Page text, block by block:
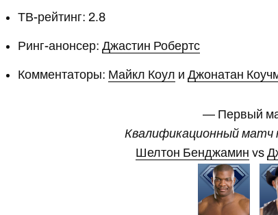
ТВ-рейтинг: 2.8
Ринг-анонсер:Джастин Робертс
Комментаторы: Майкл Коул иДжонатан
— Первый
Квалификационный матч
Шелтон Бенджамин vs